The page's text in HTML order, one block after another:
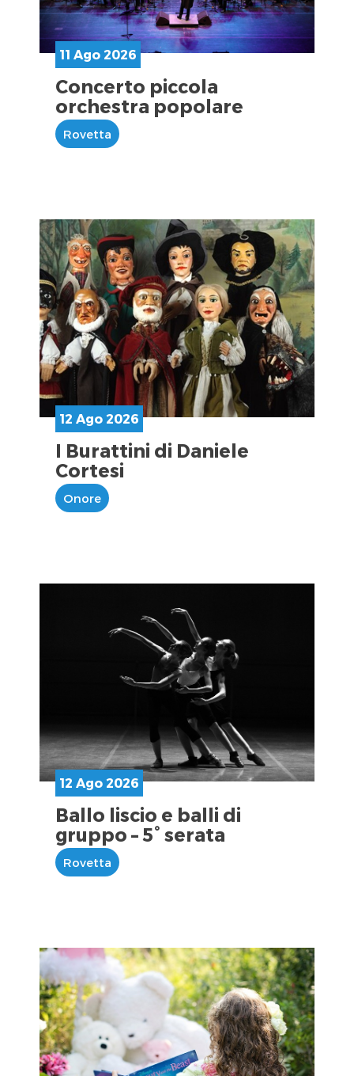
11 Ago 2026
Concerto piccola
orchestra popolare
Rovetta
12 Ago 2026
I Burattini di Daniele
Cortesi
Onore
12 Ago 2026
Ballo liscio e balli di
gruppo – 5° serata
Rovetta